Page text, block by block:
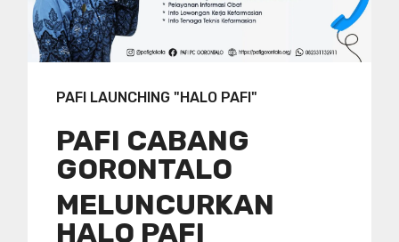
PAFI LAUNCHING "HALO PAFI"
PAFI CABANG
GORONTALO
MELUNCURKAN
HALO PAFI